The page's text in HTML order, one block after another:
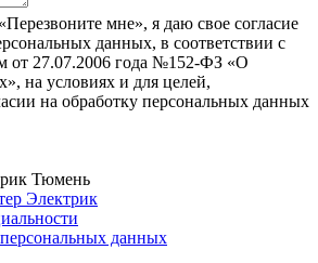
мне», я даю свое согласие
данных, в соответствии с
от 27.07.2006 года №152-ФЗ «О
на условиях и для целей,
на обработку персональных данных
Тюмень
Электрик
данных